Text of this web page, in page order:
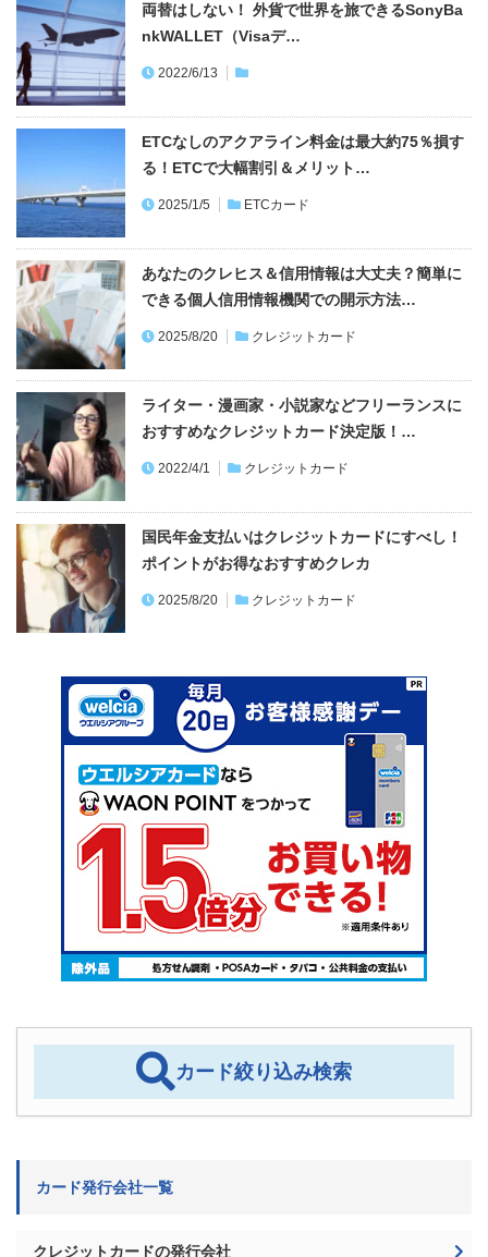
両替はしない！ 外貨で世界を旅できるSonyBa
nkWALLET（Visaデ…
2022/6/13
ETCなしのアクアライン料金は最大約75％損す
る！ETCで大幅割引＆メリット…
2025/1/5 ETCカード
あなたのクレヒス＆信用情報は大丈夫？簡単に
できる個人信用情報機関での開示方法…
2025/8/20 クレジットカード
ライター・漫画家・小説家などフリーランスに
おすすめなクレジットカード決定版！…
2022/4/1 クレジットカード
国民年金支払いはクレジットカードにすべし！
ポイントがお得なおすすめクレカ
2025/8/20 クレジットカード
カード絞り込み検索
カード発行会社一覧
クレジットカードの発行会社